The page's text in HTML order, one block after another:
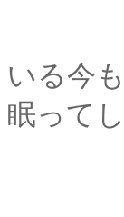
薫に
いる今
眠って
意識